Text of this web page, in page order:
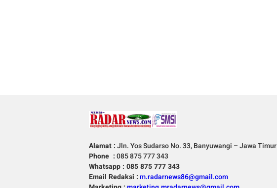
Alamat :Jln. Yos Sudarso No. 33, Banyuwangi – Jawa Timur
Phone :085 875 777 343
Whatsapp : 085 875 777 343
Email Redaksi :m.radarnews86@gmail.com